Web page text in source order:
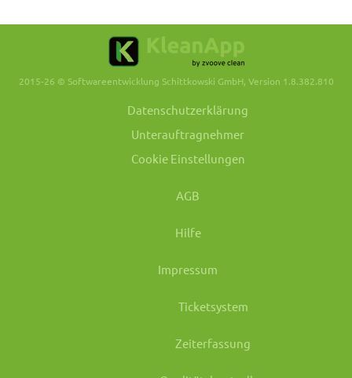
2015-26 © Softwareentwicklung Schittkowski GmbH, Version 1.8.382.810
Datenschutzerklärung
Unterauftragnehmer
Cookie Einstellungen
AGB
Hilfe
Impressum
Ticketsystem
Zeiterfassung